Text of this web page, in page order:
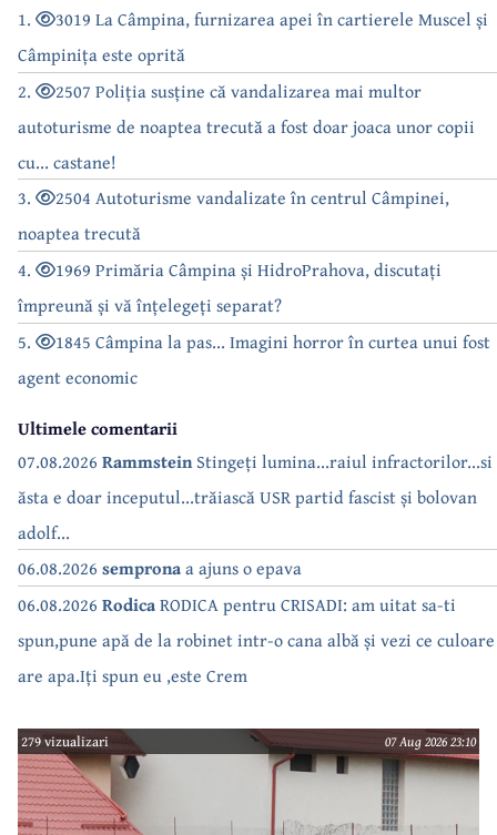
1.
3019 La Câmpina, furnizarea apei în cartierele Muscel și
Câmpinița este oprită
2.
2507 Poliția susține că vandalizarea mai multor
autoturisme de noaptea trecută a fost doar joaca unor copii
cu... castane!
3.
2504 Autoturisme vandalizate în centrul Câmpinei,
noaptea trecută
4.
1969 Primăria Câmpina și HidroPrahova, discutați
împreună și vă înțelegeți separat?
5.
1845 Câmpina la pas... Imagini horror în curtea unui fost
agent economic
Ultimele comentarii
07.08.2026 RammsteinStingeți lumina...raiul infractorilor...si
ăsta e doar inceputul...trăiască USR partid fascist și bolovan
adolf...
06.08.2026 sempronaa ajuns o epava
06.08.2026 RodicaRODICA pentru CRISADI: am uitat sa-ti
spun,pune apă de la robinet intr-o cana albă și vezi ce culoare
are apa.Iți spun eu ,este Crem
279 vizualizari 07 Aug 2026 23:10